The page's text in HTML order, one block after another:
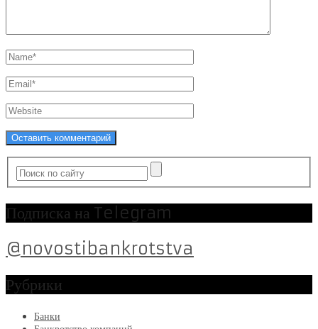
Подписка на Telegram
@novostibankrotstva
Рубрики
Банки